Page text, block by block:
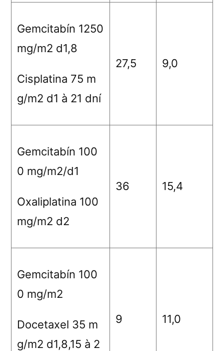
Gemcitabín 1250
mg/m2 d1,8
Cisplatina 75 m
g/m2 d1 à 21 dní
27,5 9,0
Gemcitabín 100
0 mg/m2/d1
Oxaliplatina 100
mg/m2 d2
36 15,4
Gemcitabín 100
0 mg/m2
Docetaxel 35 m
g/m2 d1,8,15 à 2
9 11,0